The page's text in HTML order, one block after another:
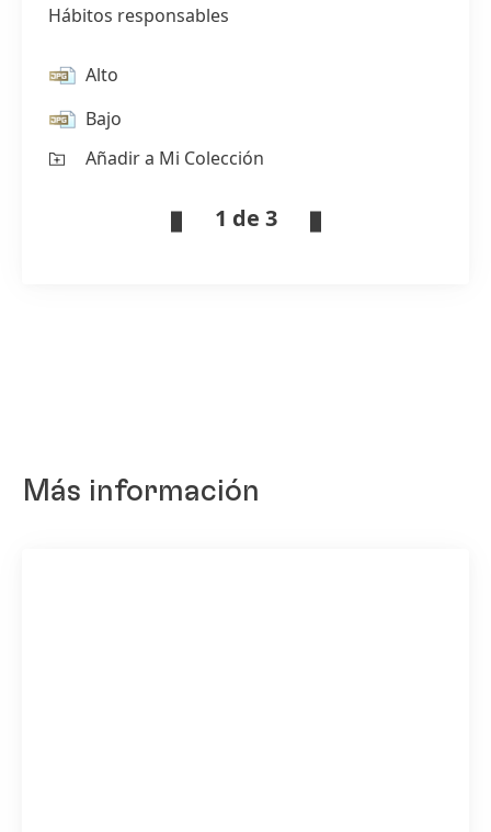
Hábitos responsables
Alto
Bajo
Añadir a Mi Colección
1 de 3
Más información